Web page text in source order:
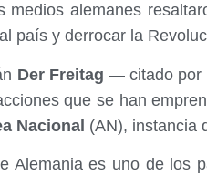
medios alemanes
país y derrocar la
Der Freitag — citado por
que se han
Nacional (AN), instancia
Alemania es uno de los